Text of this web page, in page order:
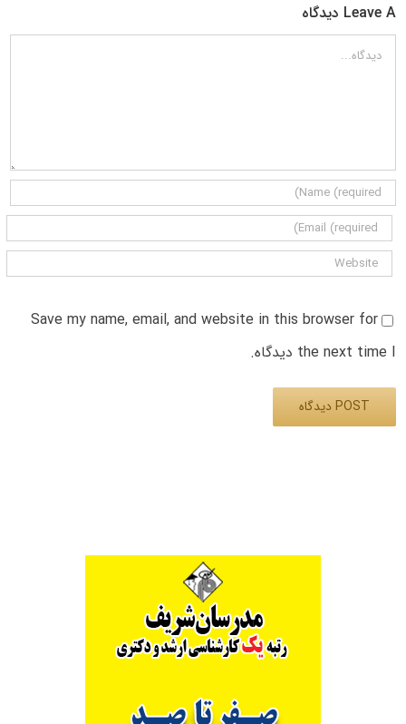
Leave A دیدگاه
دیدگاه
Save my name, email, and website in this browser for
the next time I دیدگاه.